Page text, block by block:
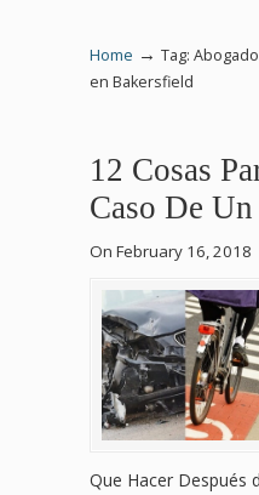
Home → Tag:
en Bakersfield
12 Cosas
Caso De
On February 16, 2018
Que Hacer Después